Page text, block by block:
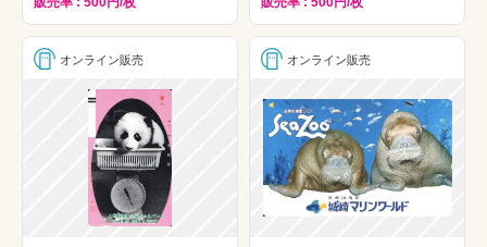
オンライン販売 オンライン販売